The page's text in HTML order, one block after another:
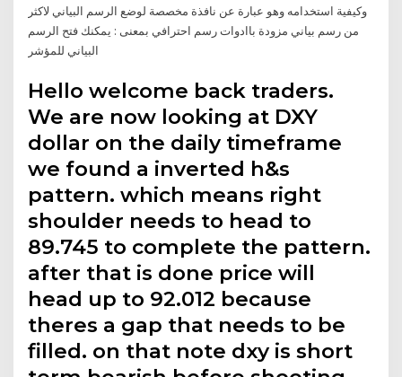
وكيفية استخدامه وهو عبارة عن نافذة مخصصة لوضع الرسم البياني لاكثر
من رسم بياني مزودة باادوات رسم احترافي بمعنى : يمكنك فتح الرسم
البياني للمؤشر
Hello welcome back traders.
We are now looking at DXY
dollar on the daily timeframe
we found a inverted h&s
pattern. which means right
shoulder needs to head to
89.745 to complete the pattern.
after that is done price will
head up to 92.012 because
theres a gap that needs to be
filled. on that note dxy is short